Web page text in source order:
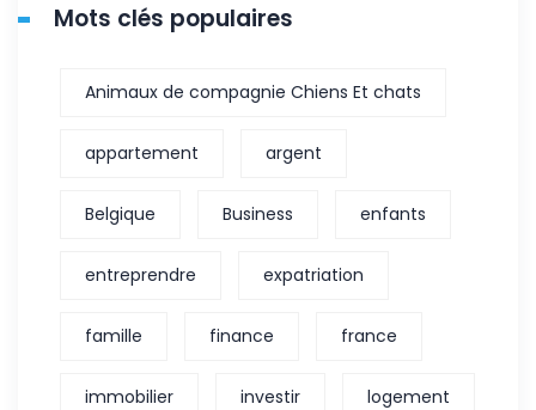
Mots clés populaires
Animaux de compagnie Chiens Et chats
appartement argent
Belgique Business enfants
entreprendre expatriation
famille finance france
immobilier investir logement